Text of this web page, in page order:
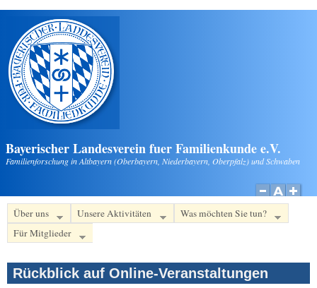
Direkt zum Inhalt
Bayerischer Landesverein fuer Familienkunde e.V.
Familienforschung in Altbayern (Oberbayern, Niederbayern, Oberpfalz) und Schwaben
Über uns Unsere Aktivitäten
Was möchten Sie tun?
Für Mitglieder
Rückblick auf Online-Veranstaltungen